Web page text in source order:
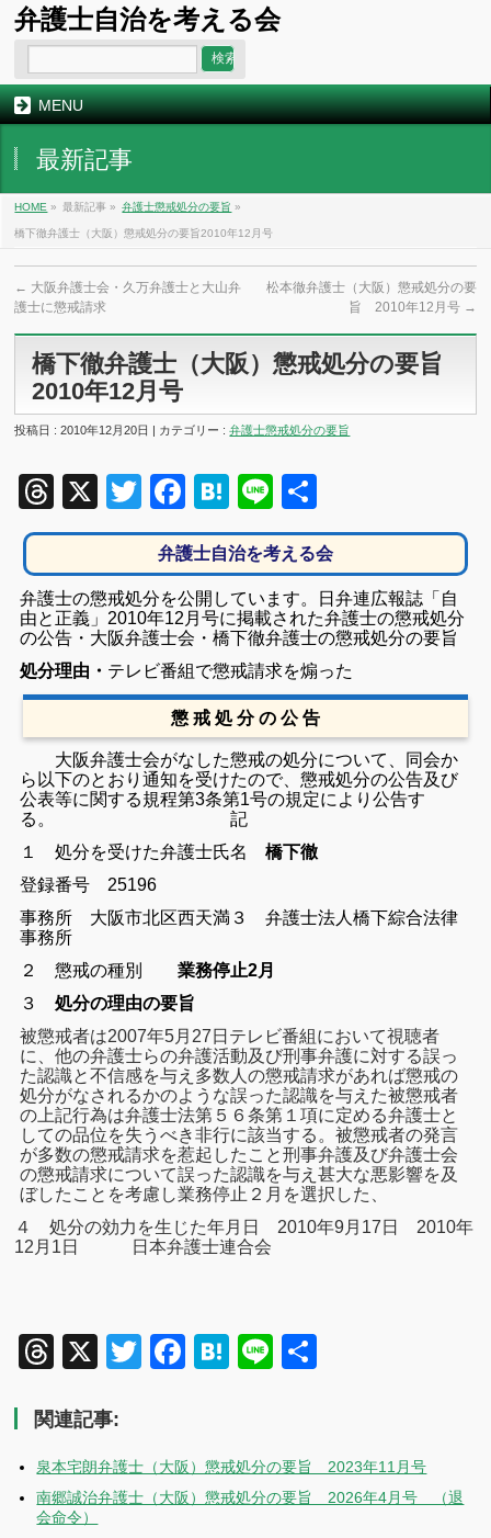
弁護士自治を考える会
MENU
最新記事
HOME » 最新記事 » 弁護士懲戒処分の要旨 »
橋下徹弁護士（大阪）懲戒処分の要旨2010年12月号
← 大阪弁護士会・久万弁護士と大山弁
護士に懲戒請求
松本徹弁護士（大阪）懲戒処分の要
旨 2010年12月号 →
橋下徹弁護士（大阪）懲戒処分の要旨
2010年12月号
投稿日 : 2010年12月20日 | カテゴリー :弁護士懲戒処分の要旨
Threads
X TwitterFacebook
Hatena
Line
有
弁護士自治を考える会
弁護士の懲戒処分を公開しています。日弁連広報誌「自
由と正義」2010年12月号に掲載された弁護士の懲戒処分
の公告・大阪弁護士会・橋下徹弁護士の懲戒処分の要旨
処分理由・ テレビ番組で懲戒請求を煽った
懲 戒 処 分 の 公 告
大阪弁護士会がなした懲戒の処分について、同会か
ら以下のとおり通知を受けたので、懲戒処分の公告及び
公表等に関する規程第3条第1号の規定により公告す
る。
記
１ 処分を受けた弁護士氏名
橋下徹
登録番号 25196
事務所 大阪市北区西天満３ 弁護士法人橋下綜合法律
事務所
２ 懲戒の種別業務停止2月
３処分の理由の要旨
被懲戒者は2007年5月 27 日テレビ番組において視聴者
に、他の弁護士らの弁護活動及び刑事弁護に対する誤っ
た認識と不信感を与え多数人の懲戒請求があれば懲戒の
処分がなされるかのような誤った認識を与えた被懲戒者
の上記行為は弁護士法第５６条第１項に定める弁護士と
しての品位を失うべき非行に該当する。被懲戒者の発言
が多数の懲戒請求を惹起したこと刑事弁護及び弁護士会
の懲戒請求について誤った認識を与え甚大な悪影響を及
ぼしたことを考慮し業務停止２月を選択した、
４ 処分の効力を生じた年月日 2010年9月17日 2010年
12月1日 日本弁護士連合会
Threads
X TwitterFacebook
Hatena
Line
関連記事:
泉本宅朗弁護士（大阪）懲戒処分の要旨 2023年11月号
南郷誠治弁護士（大阪）懲戒処分の要旨 2026年4月号 （退
会命令）